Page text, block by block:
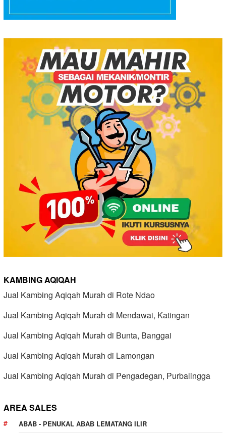
KAMBING AQIQAH
Jual Kambing Aqiqah Murah di Rote Ndao
Jual Kambing Aqiqah Murah di Mendawai, Katingan
Jual Kambing Aqiqah Murah di Bunta, Banggai
Jual Kambing Aqiqah Murah di Lamongan
Jual Kambing Aqiqah Murah di Pengadegan, Purbalingga
AREA SALES
ABAB - PENUKAL ABAB LEMATANG ILIR